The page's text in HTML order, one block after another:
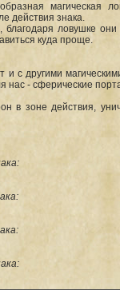
магическая
действия знака.
благодаря ловушке
куда проще.
и с другими
нас - сферические
в зоне действия,